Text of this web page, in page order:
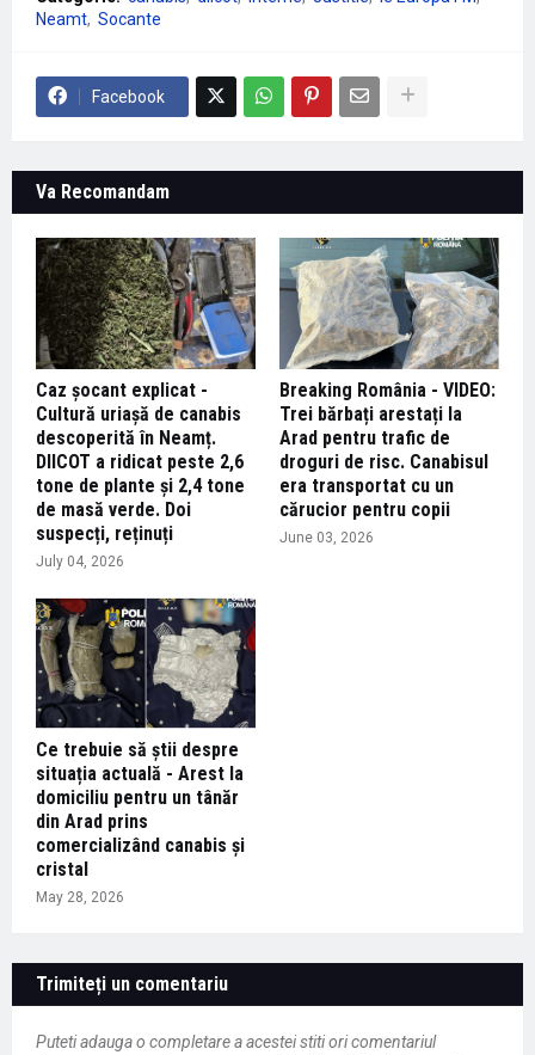
Neamt Socante
Facebook
Va Recomandam
Caz șocant explicat -
Cultură uriașă de canabis
descoperită în Neamț.
DIICOT a ridicat peste 2,6
tone de plante și 2,4 tone
de masă verde. Doi
suspecți, reținuți
July 04, 2026
Breaking România - VIDEO:
Trei bărbați arestați la
Arad pentru trafic de
droguri de risc. Canabisul
era transportat cu un
cărucior pentru copii
June 03, 2026
Ce trebuie să știi despre
situația actuală - Arest la
domiciliu pentru un tânăr
din Arad prins
comercializând canabis și
cristal
May 28, 2026
Trimiteți un comentariu
Puteti adauga o completare a acestei stiti ori comentariul